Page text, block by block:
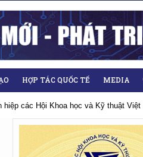
HỢP TÁC QUỐC TẾ MEDIA
Kỹ thuật Việt Nam lần thứ IX, nhiệm